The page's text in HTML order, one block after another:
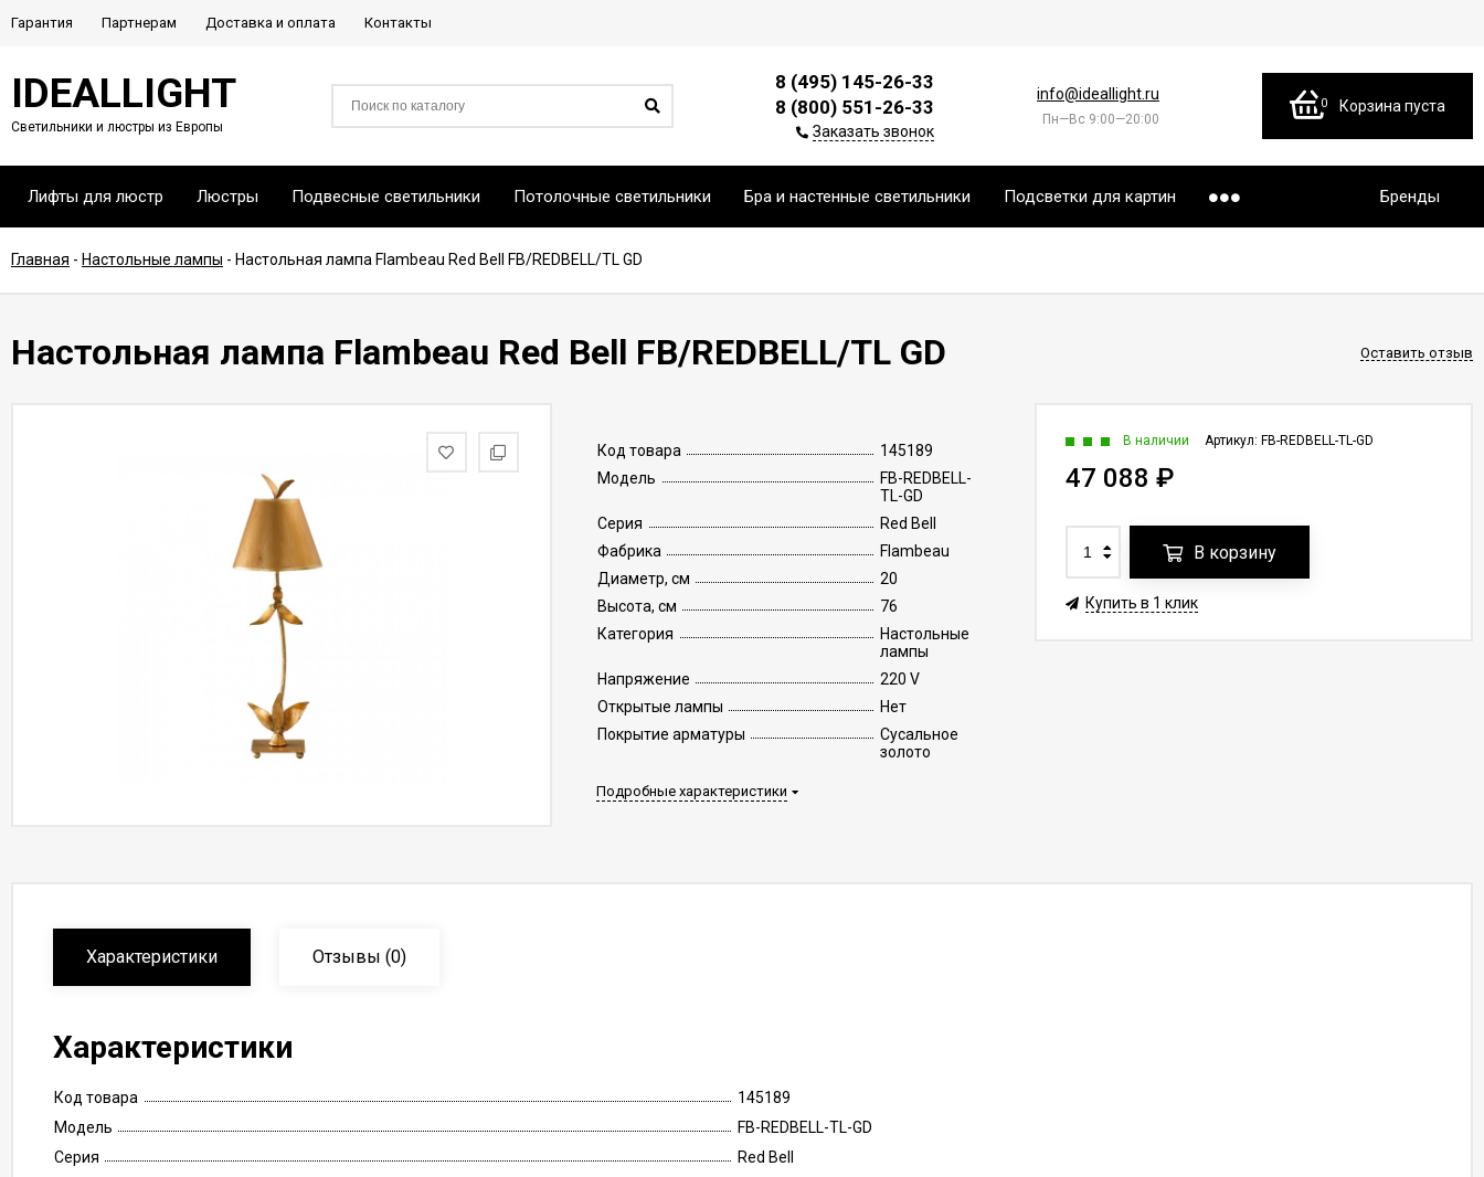
Гарантия Партнерам Доставка и оплата Контакты
IDEALLIGHT
Светильники и люстры из Европы
8 (495) 145-26-33
8 (800) 551-26-33
Заказать звонок
info@ideallight.ru
Пн—Вс 9:00—20:00
0 Корзина пуста
Бренды
Лифты для люстр Люстры Подвесные светильники Потолочные светильники Бра и настенные светильники Подсветки для картин
Главная - Настольные лампы - Настольная лампа Flambeau Red Bell FB/REDBELL/TL GD
Настольная лампа Flambeau Red Bell FB/REDBELL/TL GD Оставить отзыв
Код товара
145189
Модель
FB-REDBELL-
TL-GD
Серия
Red Bell
Фабрика
Flambeau
Диаметр, см
20
Высота, см
76
Категория
Настольные
лампы
Напряжение
220 V
Открытые лампы
Нет
Покрытие арматуры
Сусальное
золото
Подробные характеристики
Артикул: FB-REDBELL-TL-GD
В наличии
47 088 ₽
В корзину
Купить в 1 клик
Характеристики Отзывы (0)
Характеристики
Код товара
145189
Модель
FB-REDBELL-TL-GD
Серия
Red Bell